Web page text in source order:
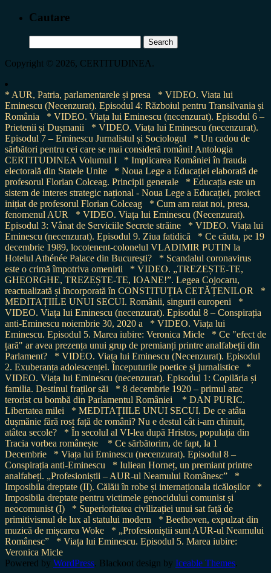
Cautare
for:
Copyright © 2026, CERTITUDINEA.
* AUR, Patria, parlamentarele și presa
* VIDEO. Viata lui
Eminescu (Necenzurat). Episodul 4: Războiul pentru Transilvania și
România
* VIDEO. Viața lui Eminescu (necenzurat). Episodul 6 –
Prietenii și Dușmanii
* VIDEO. Viața lui Eminescu (necenzurat).
Episodul 7 – Eminescu Jurnalistul și Sociologul
* Un cadou de
sărbători pentru cei care se mai consideră români! Antologia
CERTITUDINEA Volumul I
* Implicarea României în frauda
electorală din Statele Unite
* Noua Lege a Educației elaborată de
profesorul Florian Colceag. Principii generale
* Educația este un
sistem de interes strategic național - Noua Lege a Educației, proiect
inițiat de profesorul Florian Colceag
* Cum am ratat noi, presa,
fenomenul AUR
* VIDEO. Viața lui Eminescu (Necenzurat).
Episodul 3: Vânat de Serviciile Secrete străine
* VIDEO. Viața lui
Eminescu (necenzurat). Episodul 9. Ziua fatidică
* Ce căuta, pe 19
decembrie 1989, locotenent-colonelul VLADIMIR PUTIN la
Hotelul Athénée Palace din București?
* Scandalul coronavirus
este o crimă împotriva omenirii
* VIDEO. „TREZEȘTE-TE,
GHEORGHE, TREZEȘTE-TE, IOANE!”. Legea Cojocaru,
reactualizată și încorporată în CONSTITUȚIA CETĂȚENILOR
*
MEDITAȚIILE UNUI SECUI. Românii, singurii europeni
*
VIDEO. Viața lui Eminescu (necenzurat). Episodul 8 – Conspirația
anti-Eminescu noiembrie 30, 2020 a
* VIDEO. Viața lui
Eminescu. Episodul 5. Marea iubire: Veronica Micle
* Ce "efect de
țară" ar avea prezența unui grup de premianți printre analfabeții din
Parlament?
* VIDEO. Viața lui Eminescu (Necenzurat). Episodul
2. Exuberanța adolescenței. Începuturile poetice și jurnalistice
*
VIDEO. Viața lui Eminescu (necenzurat). Episodul 1: Copilăria și
familia. Destinul fraților săi
* 8 decembrie 1920 – primul atac
terorist cu bombă din Parlamentul României
* DAN PURIC.
Libertatea milei
* MEDITAȚIILE UNUI SECUI. De ce atâta
dușmănie fără rost față de români? Nu e destul cât i-am chinuit,
atâtea secole?
* În secolul al VI-lea după Hristos, populația din
Tracia vorbea românește
* Ce sărbătorim, de fapt, la 1
Decembrie
* Viața lui Eminescu (necenzurat). Episodul 8 –
Conspirația anti-Eminescu
* Iuliean Horneț, un premiant printre
analfabeți. „Profesioniștii – AUR-ul Neamului Românesc”
*
Imposibila dreptate (II). Călăii în robe și internaționala ticăloșilor
*
Imposibila dreptate pentru victimele genocidului comunist și
neocomunist (I)
* Superioritatea civilizației unui sat față de
primitivismul de lux al statului modern
* Beethoven, expulzat din
muzică de mișcarea Woke
* „Profesioniștii sunt AUR-ul Neamului
Românesc”
* Viața lui Eminescu. Episodul 5. Marea iubire:
Veronica Micle
Powered by WordPress. Blackoot design by Iceable Themes.